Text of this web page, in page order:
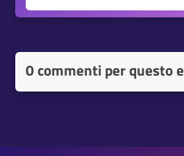
0 commenti per questo